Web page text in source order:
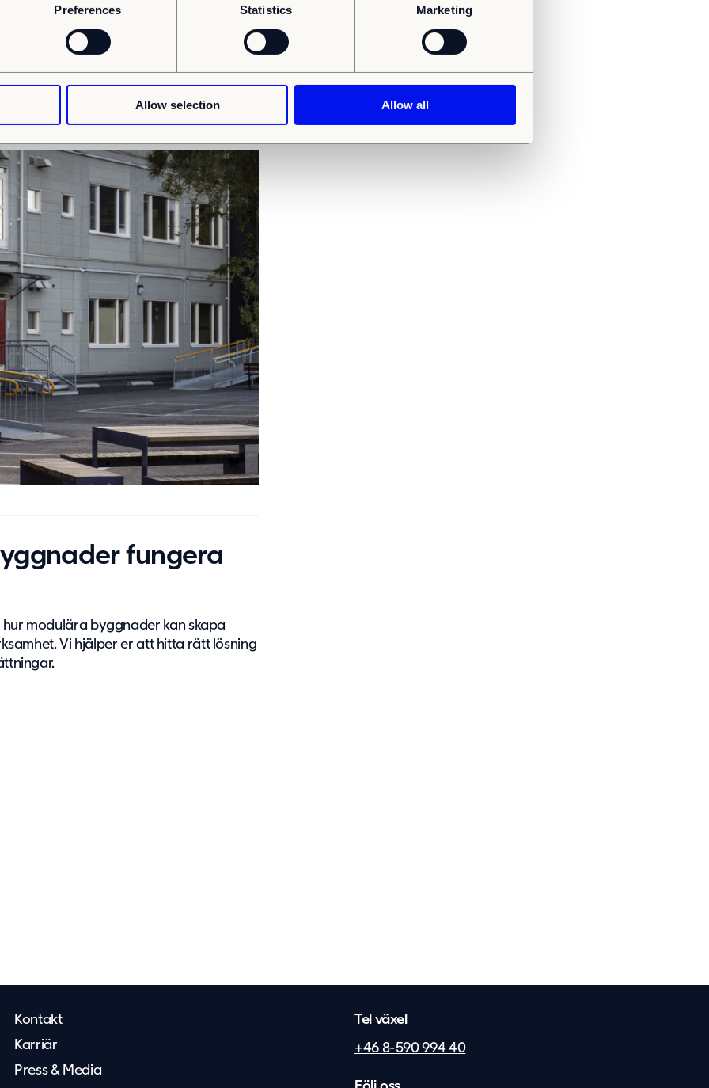
Preferences Statistics Marketing
Allow selection Allow all
har utrustats med bland annat
Sandra Davidsson upplever att
och lämnar som avslutande ord:
att bidra till att projektet faktiskt gått i
ett sätt som jag tror att ingen hade
väldigt bra!”
fungera
modulära byggnader kan skapa
Vi hjälper er att hitta rätt lösning
Kontakt
Karriär
Press & Media
Tel växel
+46 8-590 994 40